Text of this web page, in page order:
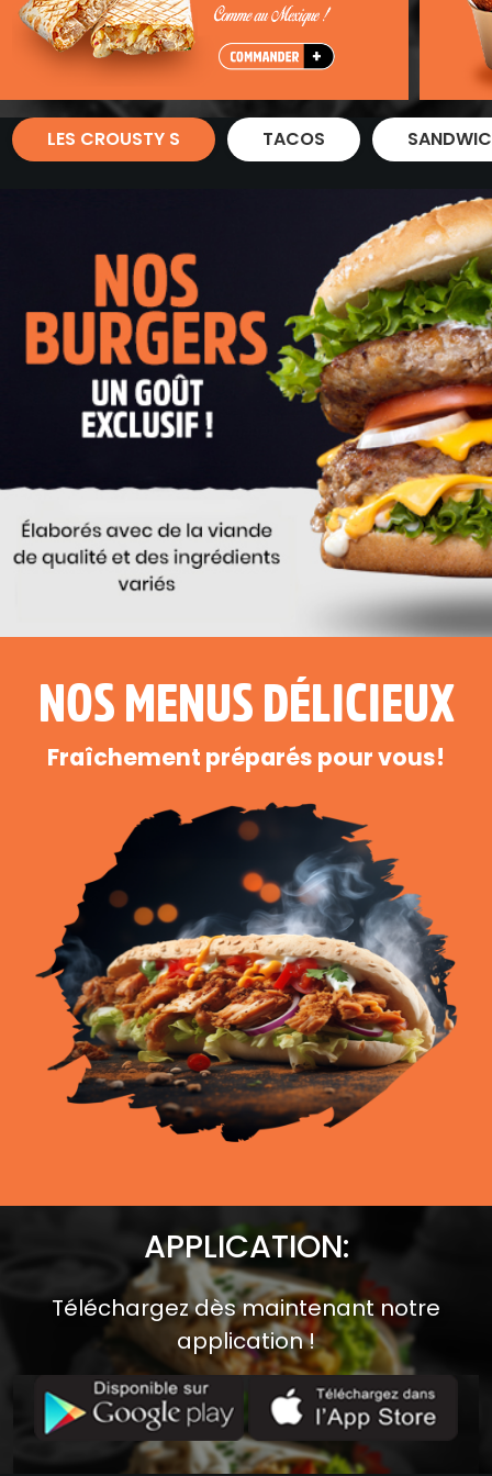
Zones de Livraison
LES CROUSTY S TACOS
NOS MENUS DÉLICIEUX
Fraîchement préparés pour vous!
APPLICATION:
Téléchargez dès maintenant notre
application !